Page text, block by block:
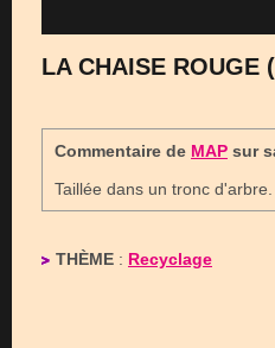
LA CHAISE ROUGE
Commentaire de MAP sur
Taillée dans un tronc d'arbre.
THÈME : Recyclage